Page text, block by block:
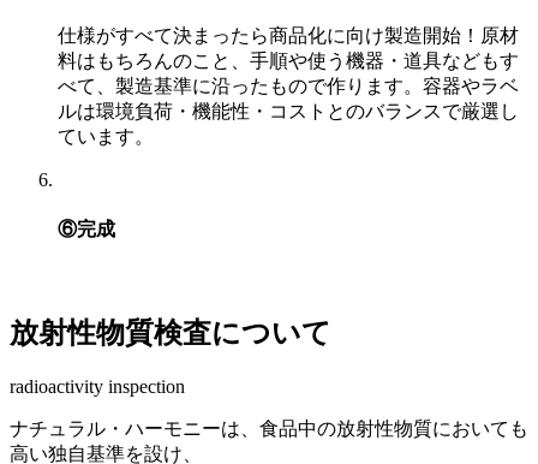
仕様がすべて決まったら商品化に向け製造開始！原材
料はもちろんのこと、手順や使う機器・道具などもす
べて、製造基準に沿ったもので作ります。容器やラベ
ルは環境負荷・機能性・コストとのバランスで厳選し
ています。
⑥完成
放射性物質検査について
radioactivity inspection
ナチュラル・ハーモニーは、食品中の放射性物質においても
高い独自基準を設け、